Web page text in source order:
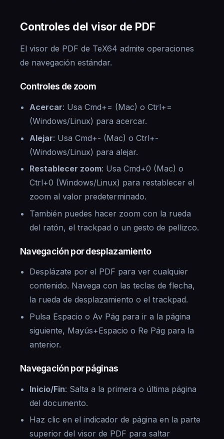
Controles del visor de PDF
El visor de PDF de TeX64 admite operaciones
de navegación estándar.
Controles de zoom
Acercar: Usa Cmd+= (Mac) o Ctrl+=
(Windows/Linux) para acercar.
Alejar: Usa Cmd+- (Mac) o Ctrl+-
(Windows/Linux) para alejar.
Restablecer zoom: Usa Cmd+0 (Mac) o
Ctrl+0 (Windows/Linux) para restablecer el
zoom al valor predeterminado.
También puedes hacer zoom con la rueda
del ratón, el trackpad o un gesto de pellizco.
Navegación por desplazamiento
Desplázate por el PDF para ver cualquier
contenido. Navega con las teclas de flecha,
la rueda de desplazamiento o el trackpad.
Pulsa Espacio o Av Pág para ir a la página
siguiente, Mayús+Espacio o Re Pág para la
anterior.
Navegación por páginas
Inicio/Fin: Salta a la primera o última página
del documento.
Haz clic en el indicador de página en la parte
superior del visor de PDF para saltar